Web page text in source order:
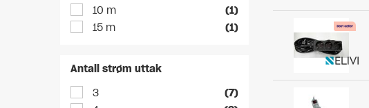
10 m
(1)
15 m
(1)
Antall strøm uttak
3
(7)